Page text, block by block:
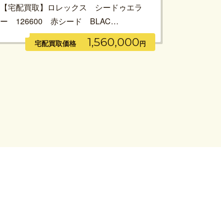
【宅配買取】ロレックス シードゥエラ
ー 126600 赤シード BLAC…
宅配買取価格 1,560,000円